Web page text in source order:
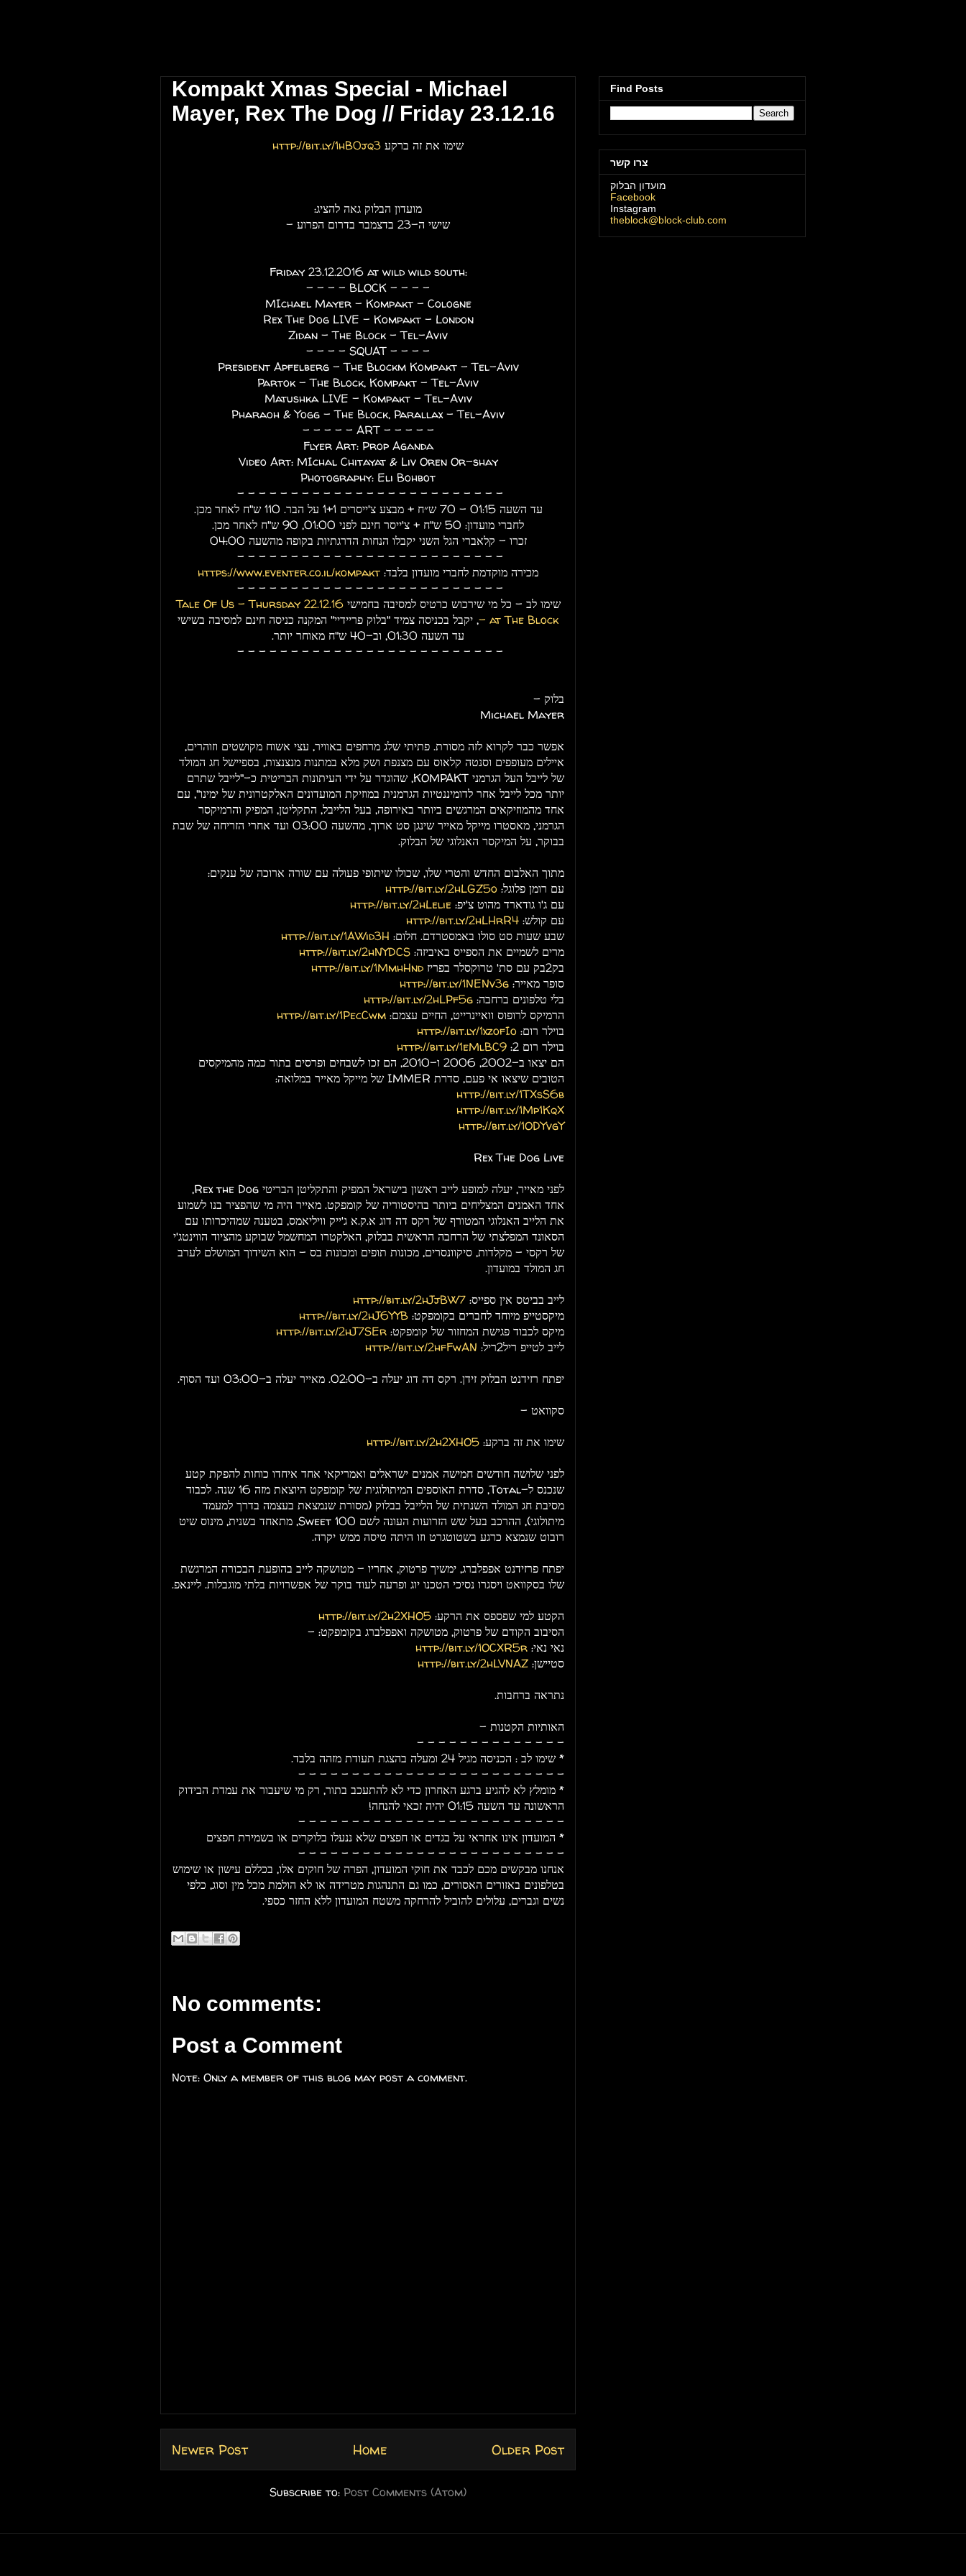
Kompakt Xmas Special - Michael
Mayer, Rex The Dog // Friday 23.12.16
שימו את זה ברקע http://bit.ly/1hB0jq3
מועדון הבלוק גאה להציג:
שישי ה-23 בדצמבר בדרום הפרוע -
Friday 23.12.2016 at wild wild south:
- - - - BLOCK - - - -
MIchael Mayer - Kompakt - Cologne
Rex The Dog LIVE - Kompakt - London
Zidan - The Block - Tel-Aviv
- - - - SQUAT - - - -
President Apfelberg - The Blockm Kompakt - Tel-Aviv
Partok - The Block, Kompakt - Tel-Aviv
Matushka LIVE - Kompakt - Tel-Aviv
Pharaoh & Yogg - The Block, Parallax - Tel-Aviv
- - - - - ART - - - - -
Flyer Art: Prop Aganda
Video Art: MIchal Chitayat & Liv Oren Or-shay
Photography: Eli Bohbot
- - - - - - - - - - - - - - - - - - - - - - - - -
עד השעה 01:15 - 70 ש״ח + מבצע צ'ייסרים 1+1 על הבר. 110 ש"ח לאחר מכן.
לחברי מועדון: 50 ש"ח + צ'ייסר חינם לפני 01:00, 90 ש"ח לאחר מכן.
זכרו - קלאברי הגל השני יקבלו הנחות הדרגתיות בקופה מהשעה 04:00
- - - - - - - - - - - - - - - - - - - - - - - - -
מכירה מוקדמת לחברי מועדון בלבד: https://www.eventer.co.il/kompakt
- - - - - - - - - - - - - - - - - - - - - - - - -
שימו לב - כל מי שירכוש כרטיס למסיבה בחמישיTale Of Us - Thursday 22.12.16
- at The Block, יקבל בכניסה צמיד "בלוק פריידיי" המקנה כניסה חינם למסיבה בשישי
עד השעה 01:30, וב-40 ש"ח מאוחר יותר.
- - - - - - - - - - - - - - - - - - - - - - - - -
בלוק -
Michael Mayer
אפשר כבר לקרוא לזה מסורת. פתיתי שלג מרחפים באוויר, עצי אשוח מקושטים וזוהרים,
איילים מעופפים וסנטה קלאוס עם מצנפת ושק מלא במתנות מנצנצות, בספיישל חג המולד
של לייבל העל הגרמני KOMPAKT, שהוגדר על ידי העיתונות הבריטית כ-"לייבל שתרם
יותר מכל לייבל אחר לדומיננטיות הגרמנית במוזיקת המועדונים האלקטרונית של ימינו", עם
אחד מהמוזיקאים המרגשים ביותר באירופה, בעל הלייבל, התקליטן, המפיק והרמיקסר
הגרמני, מאסטרו מייקל מאייר שינגן סט ארוך, מהשעה 03:00 ועד אחרי הזריחה של שבת
בבוקר, על המיקסר האנלוגי של הבלוק.
מתוך האלבום החדש והטרי שלו, שכולו שיתופי פעולה עם שורה ארוכה של ענקים:
עם רומן פלוגל: http://bit.ly/2hLGZ5o
עם ג'ו גודארד מהוט צ'יפ: http://bit.ly/2hLelie
עם קולש: http://bit.ly/2hLHrR4
שבע שעות סט סולו באמסטרדם. חלום: http://bit.ly/1AWid3H
מרים לשמיים את הספייס באיביזה: http://bit.ly/2hNYDCS
בק2בק עם סת' טרוקסלר בפריז
http://bit.ly/1MmhHnd
סופר מאייר: http://bit.ly/1NENv3g
בלי טלפונים ברחבה: http://bit.ly/2hLPf5g
הרמיקס לרופוס וואיינרייט, החיים עצמם: http://bit.ly/1PecCwm
בוילר רום: http://bit.ly/1xzofIo
בוילר רום 2:
http://bit.ly/1eMlBC9
הם יצאו ב-2002, 2006 ו-2010, הם זכו לשבחים ופרסים בתור כמה מהמיקסים
הטובים שיצאו אי פעם, סדרת IMMER של מייקל מאייר במלואה:
http://bit.ly/1TXsS6b
http://bit.ly/1Mp1KqX
http://bit.ly/1ODYvgY
Rex The Dog Live
לפני מאייר, יעלה למופע לייב ראשון בישראל המפיק והתקליטן הבריטי Rex the Dog,
אחד האמנים המצליחים ביותר בהיסטוריה של קומפקט. מאייר היה מי שהפציר בנו לשמוע
את הלייב האנלוגי המטורף של רקס דה דוג א.ק.א ג'ייק וויליאמס, בטענה שמהיכרותו עם
הסאונד המפלצתי של הרחבה הראשית בבלוק, האלקטרו המחשמל שבוקע מהציוד הווינטג'י
של רקסי - מקלדות, סיקוונסרים, מכונות תופים ומכונות בס - הוא השידוך המושלם לערב
חג המולד במועדון.
לייב בביטס אין ספייס: http://bit.ly/2hJjBW7
מיקסטייפ מיוחד לחברים בקומפקט: http://bit.ly/2hJ6YYB
מיקס לכבוד פגישת המחזור של קומפקט: http://bit.ly/2hJ7SEr
לייב לטייפ ריל2ריל:
http://bit.ly/2hfFwAN
יפתח רזידנט הבלוק זידן. רקס דה דוג יעלה ב-02:00. מאייר יעלה ב-03:00 ועד הסוף.
סקוואט -
שימו את זה ברקע: http://bit.ly/2h2XHO5
לפני שלושה חודשים חמישה אמנים ישראלים ואמריקאי אחד איחדו כוחות להפקת קטע
שנכנס ל-Total, סדרת האוספים המיתולוגית של קומפקט היוצאת מזה 16 שנה. לכבוד
מסיבת חג המולד השנתית של הלייבל בבלוק (מסורת שנמצאת בעצמה בדרך למעמד
מיתולוגי), ההרכב בעל שש הזרועות העונה לשם Sweet 100, מתאחד בשנית, מינוס שיט
רובוט שנמצא כרגע בשטוטגרט וזו היתה טיסה ממש יקרה.
יפתח פרזידנט אפפלברג, ימשיך פרטוק, אחריו - מטושקה לייב בהופעת הבכורה המרגשת
שלו בסקוואט ויסגרו נסיכי הטכנו יוג ופרעה לעוד בוקר של אפשרויות בלתי מוגבלות. ליינאפ.
הקטע למי שפספס את הרקע: http://bit.ly/2h2XHO5
הסיבוב הקודם של פרטוק, מטושקה ואפפלברג בקומפקט: -
נאי נאי: http://bit.ly/1OCXR5r
סטיישן: http://bit.ly/2hLVNAZ
נתראה ברחבות.
האותיות הקטנות -
- - - - - - - - - - - - - -
* שימו לב : הכניסה מגיל 24 ומעלה בהצגת תעודת מזהה בלבד.
- - - - - - - - - - - - - - - - - - - - - - - - -
* מומלץ לא להגיע ברגע האחרון כדי לא להתעכב בתור, רק מי שיעבור את עמדת הבידוק
הראשונה עד השעה 01:15 יהיה זכאי להנחה!
- - - - - - - - - - - - - - - - - - - - - - - - -
* המועדון אינו אחראי על בגדים או חפצים שלא ננעלו בלוקרים או בשמירת חפצים
- - - - - - - - - - - - - - - - - - - - - - - - -
אנחנו מבקשים מכם לכבד את חוקי המועדון, הפרה של חוקים אלו, בכללם עישון או שימוש
בטלפונים באזורים האסורים, כמו גם התנהגות מטרידה או לא הולמת מכל מין וסוג, כלפי
נשים וגברים, עלולים להוביל להרחקה משטח המועדון ללא החזר כספי.
No comments:
Post a Comment
Note: Only a member of this blog may post a comment.
Newer Post Older Post
Home
Subscribe to: Post Comments (Atom)
Find Posts
צרו קשר
מועדון הבלוק
Facebook
Instagram
theblock@block-club.com